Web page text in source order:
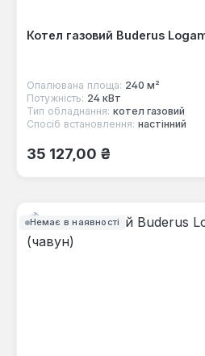
Котел газовий Buderus
Опалювана площа: 240 м²
Потужність: 24 кВт
Тип обладнання: котел газовий
Спосіб встановлення: настінний
Звичайна ціна:
35 127,00 ₴
Немає в наявності